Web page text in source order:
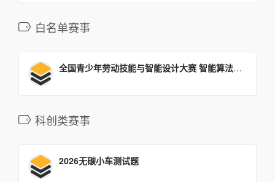
白名单赛事
全国青少年劳动技能与智能设计大赛 智能算法编程-解码地球
科创类赛事
2026无碳小车测试题